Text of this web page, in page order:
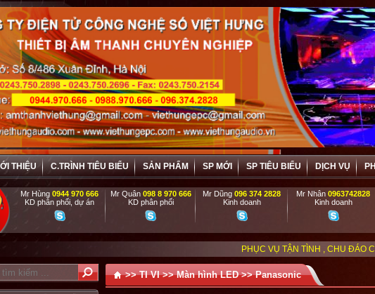
THIỆU C.TRÌNH TIÊU BIỂU SẢN PHẨM SP MỚI SP TIÊU BIỂU DỊCH VỤ
Mr Hùng0944 970 666
KD phân phối, dự án
Mr Quân 098 8 970 666
KD phân phối
Mr Dũng096 374 2828
Kinh doanh
Mr Nhân0963742828
Kinh doanh
PHỤC VỤ TẬN TÌNH , CHU ĐÁO CHO MỌI ĐỐI
>>TI VI>>Màn hình LED>>Panasonic